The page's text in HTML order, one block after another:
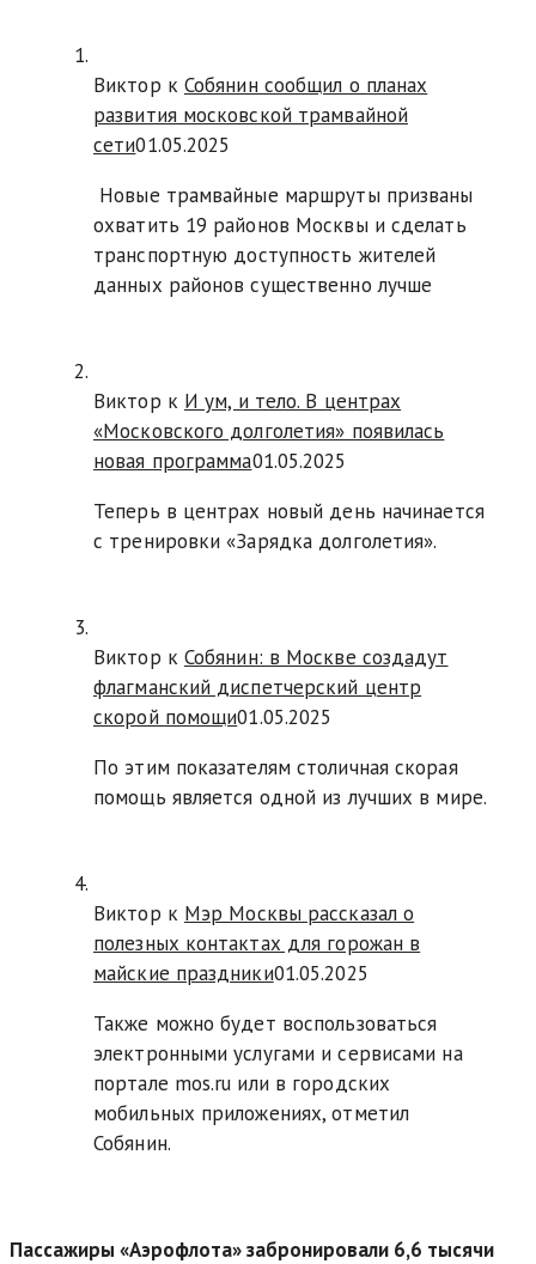
Виктор к Собянин сообщил о планах
развития московской трамвайной
сети01.05.2025
Новые трамвайные маршруты призваны
охватить 19 районов Москвы и сделать
транспортную доступность жителей
данных районов существенно лучше
Виктор к И ум, и тело. В центрах
«Московского долголетия» появилась
новая программа01.05.2025
Теперь в центрах новый день начинается
с тренировки «Зарядка долголетия».
Виктор к Собянин: в Москве создадут
флагманский диспетчерский центр
скорой помощи01.05.2025
По этим показателям столичная скорая
помощь является одной из лучших в мире.
Виктор к Мэр Москвы рассказал о
полезных контактах для горожан в
майские праздники01.05.2025
Также можно будет воспользоваться
электронными услугами и сервисами на
портале mos.ru или в городских
мобильных приложениях, отметил
Собянин.
Пассажиры «Аэрофлота» забронировали 6,6 тысячи